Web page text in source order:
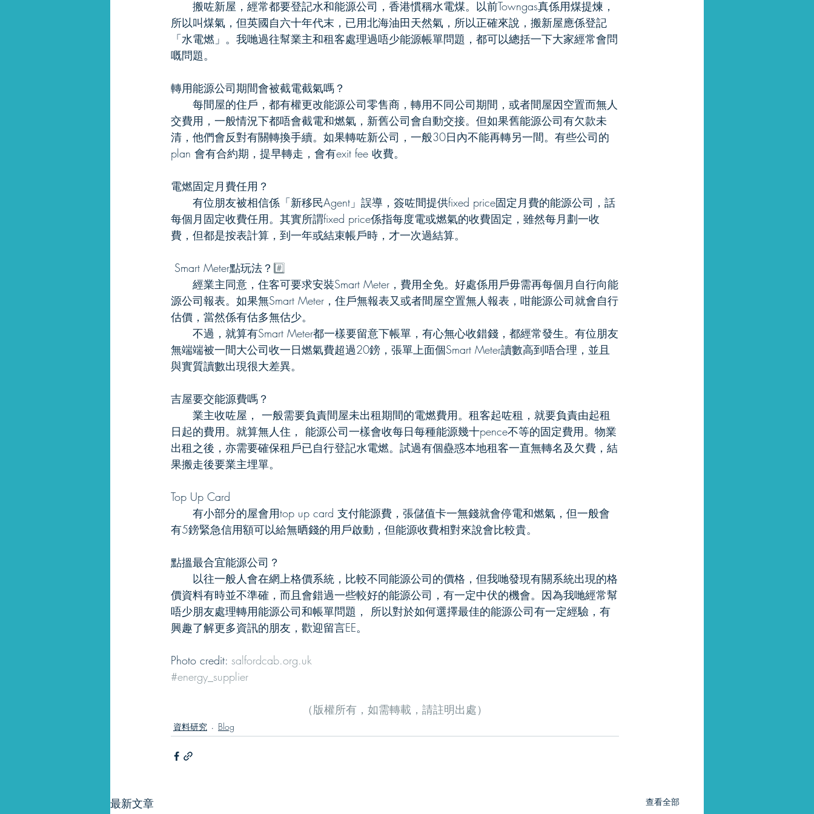
搬咗新屋，經常都要登記水和能源公司，香港慣稱水電煤。以前Towngas真係用煤提煉，
所以叫煤氣，但英國自六十年代末，已用北海油田天然氣，所以正確來說，搬新屋應係登記
「水電燃」。我哋過往幫業主和租客處理過唔少能源帳單問題，都可以總括一下大家經常會問
嘅問題。
轉用能源公司期間會被截電截氣嗎？
每間屋的住戶，都有權更改能源公司零售商，轉用不同公司期間，或者間屋因空置而無人
交費用，一般情況下都唔會截電和燃氣，新舊公司會自動交接。但如果舊能源公司有欠款未
清，他們會反對有關轉換手續。如果轉咗新公司，一般30日內不能再轉另一間。有些公司的
plan 會有合約期，提早轉走，會有exit fee 收費。
電燃固定月費任用？
有位朋友被相信係「新移民Agent」誤導，簽咗間提供fixed price固定月費的能源公司，話
每個月固定收費任用。其實所謂fixed price係指每度電或燃氣的收費固定，雖然每月劃一收
費，但都是按表計算，到一年或結束帳戶時，才一次過結算。
Smart Meter點玩法？ #️
經業主同意，住客可要求安裝Smart Meter，費用全免。好處係用戶毋需再每個月自行向能
源公司報表。如果無Smart Meter，住戶無報表又或者間屋空置無人報表，咁能源公司就會自行
估價，當然係有估多無估少。
不過，就算有Smart Meter都一樣要留意下帳單，有心無心收錯錢，都經常發生。有位朋友
無端端被一間大公司收一日燃氣費超過20鎊，張單上面個Smart Meter讀數高到唔合理，並且
與實質讀數出現很大差異。
吉屋要交能源費嗎？
業主收咗屋， 一般需要負責間屋未出租期間的電燃費用。租客起咗租，就要負責由起租
日起的費用。就算無人住， 能源公司一樣會收每日每種能源幾十pence不等的固定費用。物業
出租之後，亦需要確保租戶已自行登記水電燃。試過有個蠱惑本地租客一直無轉名及欠費，結
果搬走後要業主埋單。
Top Up Card
有小部分的屋會用top up card 支付能源費，張儲值卡一無錢就會停電和燃氣，但一般會
有5鎊緊急信用額可以給無晒錢的用戶啟動，但能源收費相對來說會比較貴。
點搵最合宜能源公司？
以往一般人會在網上格價系統，比較不同能源公司的價格，但我哋發現有關系統出現的格
價資料有時並不準確，而且會錯過一些較好的能源公司，有一定中伏的機會。因為我哋經常幫
唔少朋友處理轉用能源公司和帳單問題， 所以對於如何選擇最佳的能源公司有一定經驗，有
興趣了解更多資訊的朋友，歡迎留言EE。
Photo credit: salfordcab.org.uk
#energy_supplier
（版權所有，如需轉載，請註明出處）
資料研究 Blog
最新文章 查看全部